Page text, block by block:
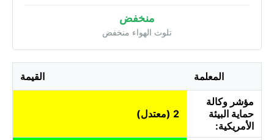
منخفض
تلوث الهواء منخفض
المعلمة القيمة
مؤشر وكالة
حماية البيئة
الأمريكية:
2 (معتدل)